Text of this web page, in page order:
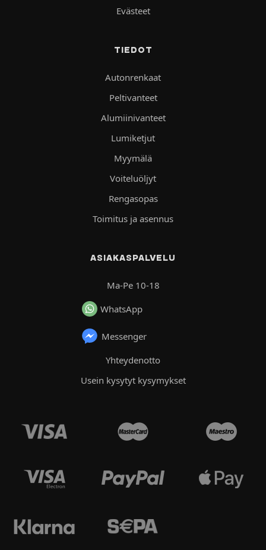
Evästeet
TIEDOT
Autonrenkaat
Peltivanteet
Alumiinivanteet
Lumiketjut
Myymälä
Voiteluöljyt
Rengasopas
Toimitus ja asennus
ASIAKASPALVELU
Ma-Pe 10-18
WhatsApp
Messenger
Yhteydenotto
Usein kysytyt kysymykset